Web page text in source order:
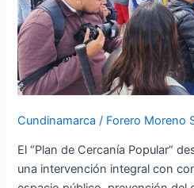
Cundinamarca / Forero Moreno
El “Plan de Cercanía Popular”
una intervención integral con
vehículos
y
más
de
12.000
impactados